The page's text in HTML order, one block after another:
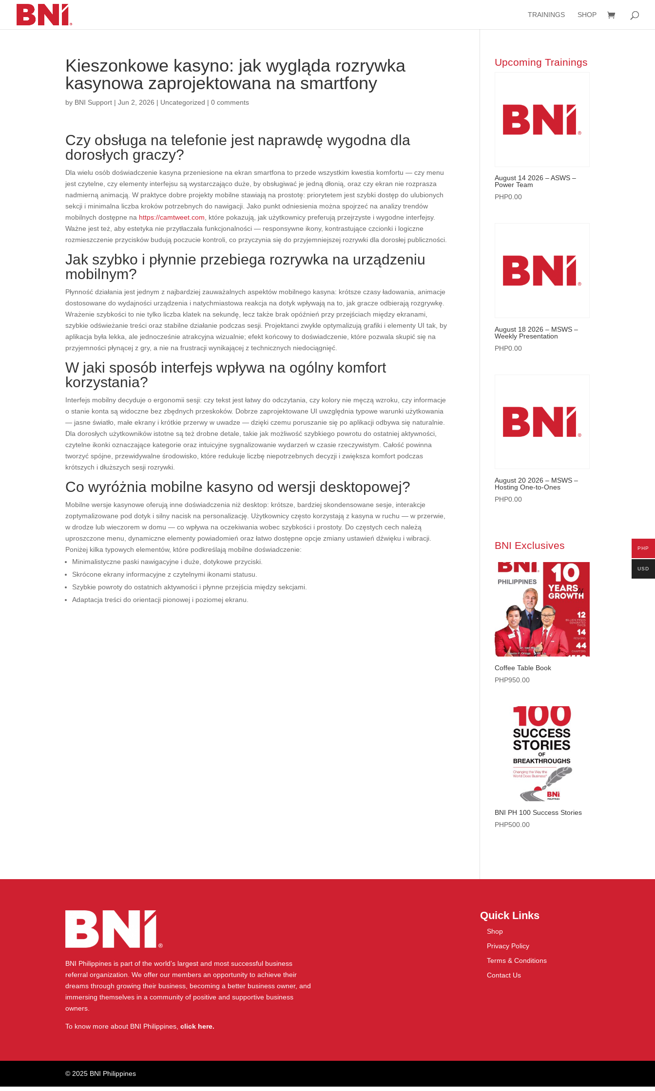
TRAININGS SHOP
Kieszonkowe kasyno: jak wygląda rozrywka
kasynowa zaprojektowana na smartfony
by BNI Support |Jun 2, 2026 | Uncategorized |0 comments
Czy obsługa na telefonie jest naprawdę wygodna dla
dorosłych graczy?
Dla wielu osób doświadczenie kasyna przeniesione na ekran smartfona to przede wszystkim kwestia komfortu — czy menu
jest czytelne, czy elementy interfejsu są wystarczająco duże, by obsługiwać je jedną dłonią, oraz czy ekran nie rozprasza
nadmierną animacją. W praktyce dobre projekty mobilne stawiają na prostotę: priorytetem jest szybki dostęp do ulubionych
sekcji i minimalna liczba kroków potrzebnych do nawigacji. Jako punkt odniesienia można spojrzeć na analizy trendów
mobilnych dostępne na https://camtweet.com , które pokazują, jak użytkownicy preferują przejrzyste i wygodne interfejsy.
Ważne jest też, aby estetyka nie przytłaczała funkcjonalności — responsywne ikony, kontrastujące czcionki i logiczne
rozmieszczenie przycisków budują poczucie kontroli, co przyczynia się do przyjemniejszej rozrywki dla dorosłej publiczności.
Jak szybko i płynnie przebiega rozrywka na urządzeniu
mobilnym?
Płynność działania jest jednym z najbardziej zauważalnych aspektów mobilnego kasyna: krótsze czasy ładowania, animacje
dostosowane do wydajności urządzenia i natychmiastowa reakcja na dotyk wpływają na to, jak gracze odbierają rozgrywkę.
Wrażenie szybkości to nie tylko liczba klatek na sekundę, lecz także brak opóźnień przy przejściach między ekranami,
szybkie odświeżanie treści oraz stabilne działanie podczas sesji. Projektanci zwykle optymalizują grafiki i elementy UI tak, by
aplikacja była lekka, ale jednocześnie atrakcyjna wizualnie; efekt końcowy to doświadczenie, które pozwala skupić się na
przyjemności płynącej z gry, a nie na frustracji wynikającej z technicznych niedociągnięć.
W jaki sposób interfejs wpływa na ogólny komfort
korzystania?
Interfejs mobilny decyduje o ergonomii sesji: czy tekst jest łatwy do odczytania, czy kolory nie męczą wzroku, czy informacje
o stanie konta są widoczne bez zbędnych przeskoków. Dobrze zaprojektowane UI uwzględnia typowe warunki użytkowania
— jasne światło, małe ekrany i krótkie przerwy w uwadze — dzięki czemu poruszanie się po aplikacji odbywa się naturalnie.
Dla dorosłych użytkowników istotne są też drobne detale, takie jak możliwość szybkiego powrotu do ostatniej aktywności,
czytelne ikonki oznaczające kategorie oraz intuicyjne sygnalizowanie wydarzeń w czasie rzeczywistym. Całość powinna
tworzyć spójne, przewidywalne środowisko, które redukuje liczbę niepotrzebnych decyzji i zwiększa komfort podczas
krótszych i dłuższych sesji rozrywki.
Co wyróżnia mobilne kasyno od wersji desktopowej?
Mobilne wersje kasynowe oferują inne doświadczenia niż desktop: krótsze, bardziej skondensowane sesje, interakcje
zoptymalizowane pod dotyk i silny nacisk na personalizację. Użytkownicy często korzystają z kasyna w ruchu — w przerwie,
w drodze lub wieczorem w domu — co wpływa na oczekiwania wobec szybkości i prostoty. Do częstych cech należą
uproszczone menu, dynamiczne elementy powiadomień oraz łatwo dostępne opcje zmiany ustawień dźwięku i wibracji.
Poniżej kilka typowych elementów, które podkreślają mobilne doświadczenie:
Minimalistyczne paski nawigacyjne i duże, dotykowe przyciski.
Skrócone ekrany informacyjne z czytelnymi ikonami statusu.
Szybkie powroty do ostatnich aktywności i płynne przejścia między sekcjami.
Adaptacja treści do orientacji pionowej i poziomej ekranu.
Upcoming Trainings
August 14 2026 – ASWS –
Power Team
PHP0.00
August 18 2026 – MSWS –
Weekly Presentation
PHP0.00
August 20 2026 – MSWS –
Hosting One-to-Ones
PHP0.00
BNI Exclusives
Coffee Table Book
PHP950.00
BNI PH 100 Success Stories
PHP500.00
BNI Philippines is part of the world’s largest and most successful business
referral organization. We offer our members an opportunity to achieve their
dreams through growing their business, becoming a better business owner, and
immersing themselves in a community of positive and supportive business
owners.
To know more about BNI Philippines,click here.
Quick Links
Shop
Privacy Policy
Terms & Conditions
Contact Us
© 2025 BNI Philippines
PHP
USD